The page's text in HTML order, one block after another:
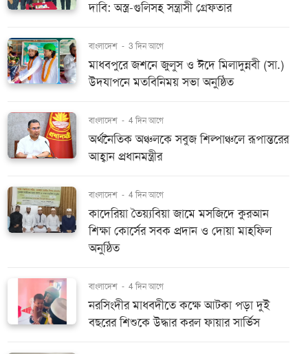
দাবি: অস্ত্র-গুলিসহ সন্ত্রাসী গ্রেফতার
বাংলাদেশ - 3 দিন আগে
মাধবপুরে জশনে জুলুস ও ঈদে মিলাদুন্নবী (সা.)
উদযাপনে মতবিনিময় সভা অনুষ্ঠিত
বাংলাদেশ - 4 দিন আগে
অর্থনৈতিক অঞ্চলকে সবুজ শিল্পাঞ্চলে রূপান্তরের
আহ্বান প্রধানমন্ত্রীর
বাংলাদেশ - 4 দিন আগে
কাদেরিয়া তৈয়্যবিয়া জামে মসজিদে কুরআন
শিক্ষা কোর্সের সবক প্রদান ও দোয়া মাহফিল
অনুষ্ঠিত
বাংলাদেশ - 4 দিন আগে
নরসিংদীর মাধবদীতে কক্ষে আটকা পড়া দুই
বছরের শিশুকে উদ্ধার করল ফায়ার সার্ভিস